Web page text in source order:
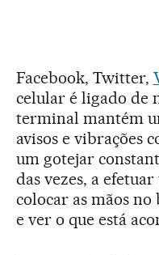
Facebook, Twitter,
celular é ligado de
terminal mantém
avisos e vibrações
um gotejar
das vezes, a
colocar as mãos
e ver o que está